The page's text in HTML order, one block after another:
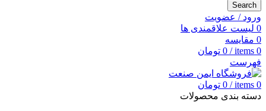
Search
ورود / عضویت
0 لیست علاقمندی ها
0 مقایسه
0
items
/
0 تومان
فهرست
0
items
/
0 تومان
دسته بندی محصولات